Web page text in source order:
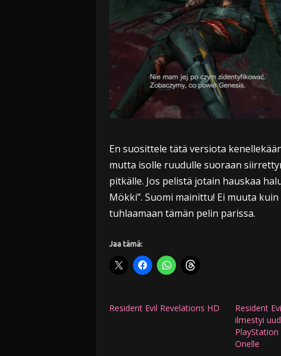
En suosittele tätä versiota
mutta isolle ruudulle suoraan
pitkälle. Jos pelistä jotain hauskaa
Mökki”. Suomi mainittu! Ei muuta
tuhlaamaan tämän pelin parissa.
Jaa tämä:
Resident Evil Revelations HD
Resident
ilmestyi
Onelle